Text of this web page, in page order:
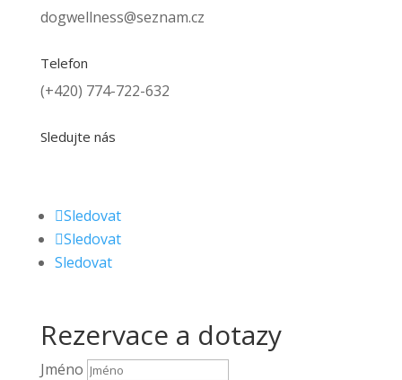
dogwellness@seznam.cz
Telefon
(+420) 774-722-632
Sledujte nás
Sledovat
Sledovat
Sledovat
Rezervace a dotazy
Jméno